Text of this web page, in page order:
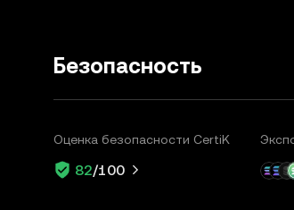
Безопасность
Оценка безопасности CertiK
82/100